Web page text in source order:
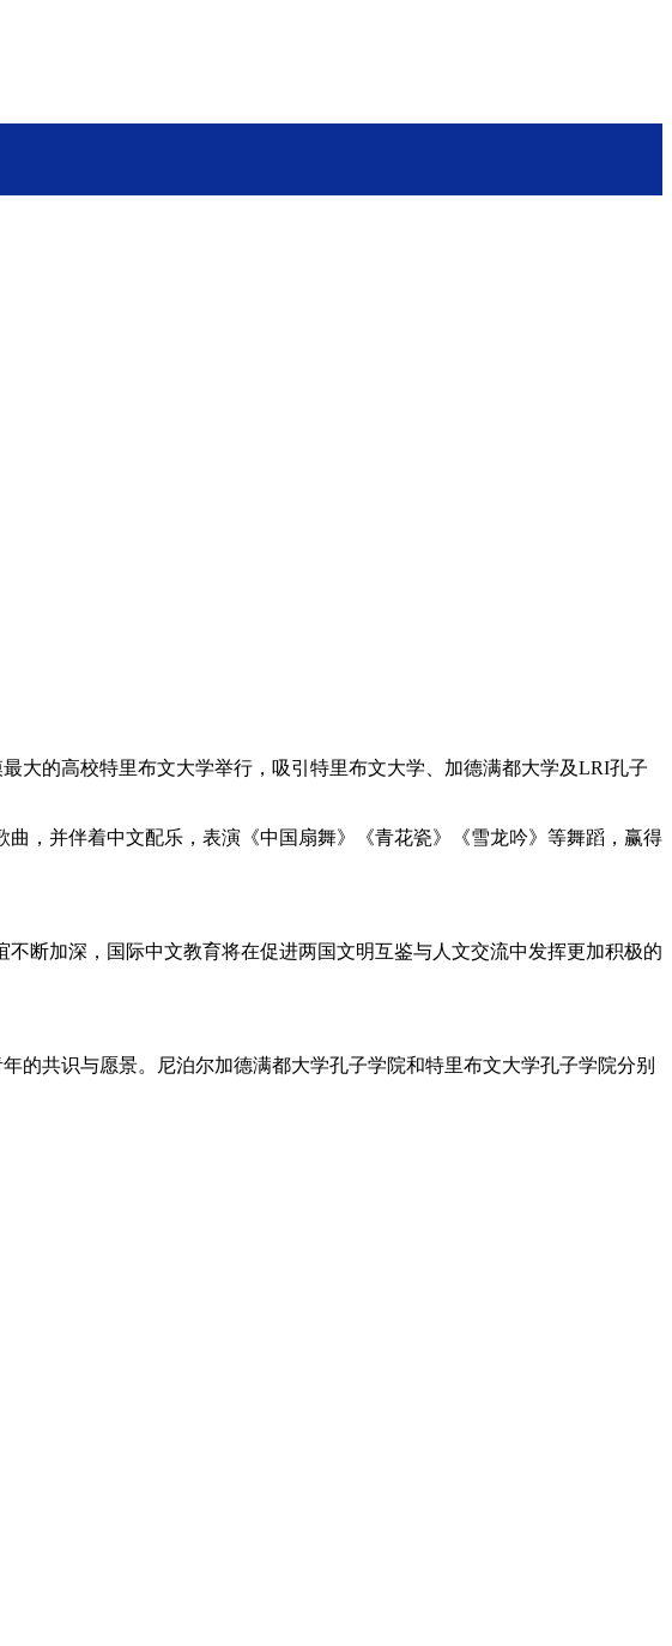
的高校特里布文大学举行，吸引特里布文大学、加德满都大学及LRI孔子
并伴着中文配乐，表演《中国扇舞》《青花瓷》《雪龙吟》等舞蹈，赢得
加深，国际中文教育将在促进两国文明互鉴与人文交流中发挥更加积极的
共识与愿景。尼泊尔加德满都大学孔子学院和特里布文大学孔子学院分别